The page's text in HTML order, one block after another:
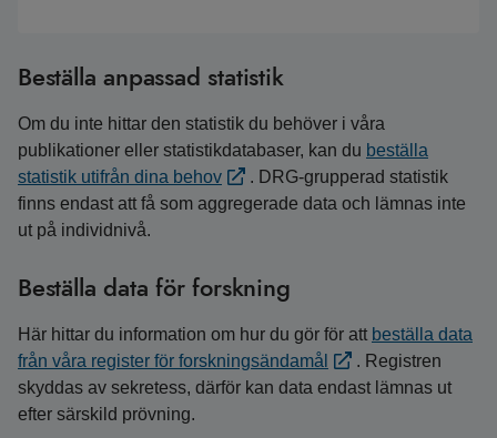
Beställa anpassad statistik
Om du inte hittar den statistik du behöver i våra
publikationer eller statistikdatabaser, kan du beställa
statistik utifrån dina behov
. DRG-grupperad statistik
finns endast att få som aggregerade data och lämnas inte
ut på individnivå.
Beställa data för forskning
Här hittar du information om hur du gör för att beställa data
från våra register för forskningsändamål
. Registren
skyddas av sekretess, därför kan data endast lämnas ut
efter särskild prövning.